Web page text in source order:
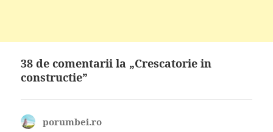
38 de comentarii la „Crescatorie in
constructie”
porumbei.ro